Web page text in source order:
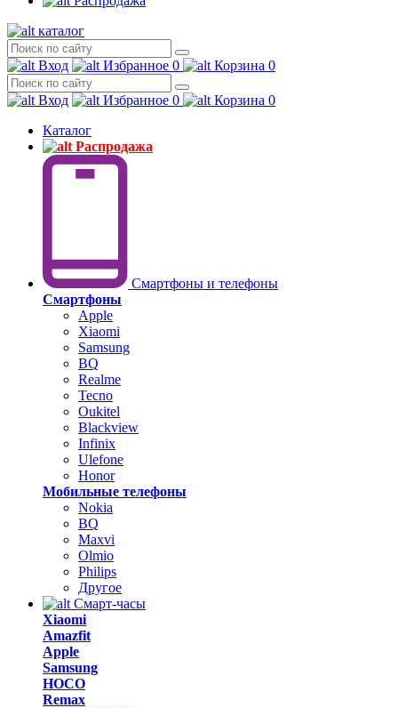
каталог
Вход Избранное 0 Корзина 0
Вход Избранное 0 Корзина 0
Каталог
Распродажа
Смартфоны и телефоны
Смартфоны
Apple
Xiaomi
Samsung
BQ
Realme
Tecno
Oukitel
Blackview
Infinix
Ulefone
Honor
Мобильные телефоны
Nokia
BQ
Maxvi
Olmio
Philips
Другое
Смарт-часы
Xiaomi
Amazfit
Apple
Samsung
HOCO
Remax